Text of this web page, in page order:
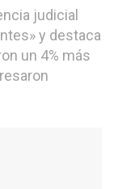
judicial
y destaca
un 4% más